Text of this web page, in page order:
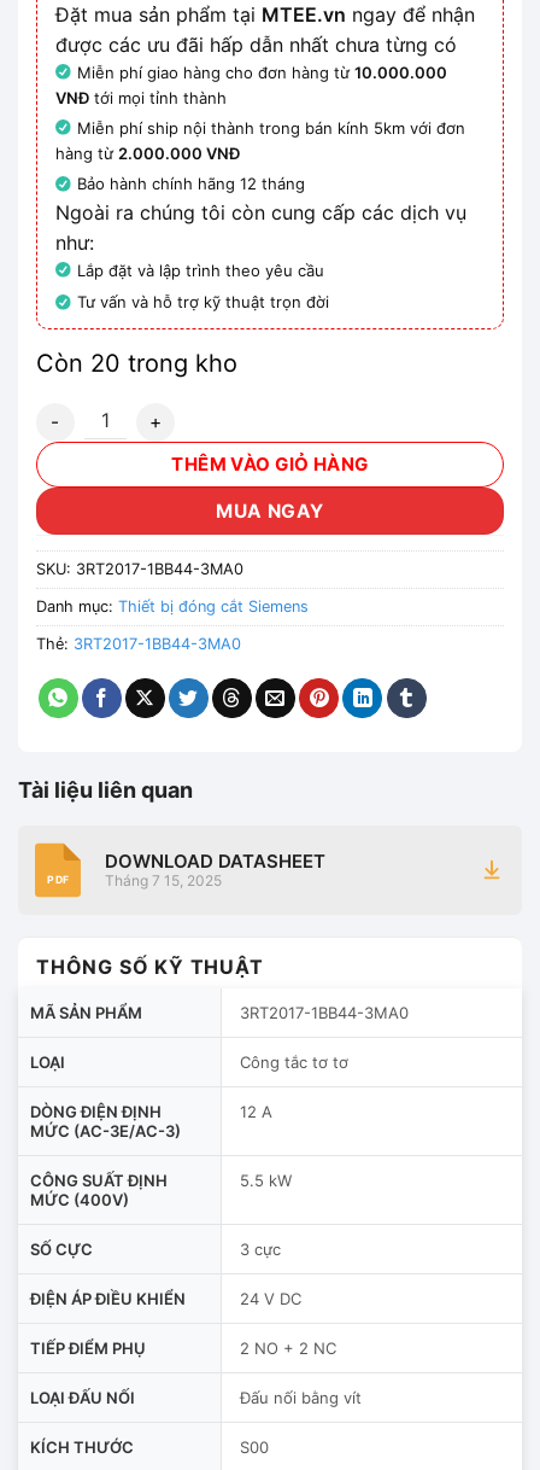
Đặt mua sản phẩm tại MTEE.vn ngay để nhận
được các ưu đãi hấp dẫn nhất chưa từng có
Miễn phí giao hàng cho đơn hàng từ10.000.000
VNĐ tới mọi tỉnh thành
Miễn phí ship nội thành trong bán kính 5km với đơn
hàng từ2.000.000 VNĐ
Bảo hành chính hãng 12 tháng
Ngoài ra chúng tôi còn cung cấp các dịch vụ
như:
Lắp đặt và lập trình theo yêu cầu
Tư vấn và hỗ trợ kỹ thuật trọn đời
Còn 20 trong kho
3RT2017-1BB44-3MA0 - Thiết bị khởi động động cơ
THÊM VÀO GIỎ HÀNG
MUA NGAY
SKU: 3RT2017-1BB44-3MA0
Danh mục: Thiết bị đóng cắt Siemens
Thẻ: 3RT2017-1BB44-3MA0
Tài liệu liên quan
PDF
DOWNLOAD DATASHEET
Tháng 7 15, 2025
THÔNG SỐ KỸ THUẬT
MÃ SẢN PHẨM 3RT2017-1BB44-3MA0
LOẠI Công tắc tơ tơ
DÒNG ĐIỆN ĐỊNH
MỨC (AC-3E/AC-3)
12 A
CÔNG SUẤT ĐỊNH
MỨC (400V)
5.5 kW
SỐ CỰC 3 cực
ĐIỆN ÁP ĐIỀU KHIỂN 24 V DC
TIẾP ĐIỂM PHỤ 2 NO + 2 NC
LOẠI ĐẤU NỐI Đấu nối bằng vít
KÍCH THƯỚC S00